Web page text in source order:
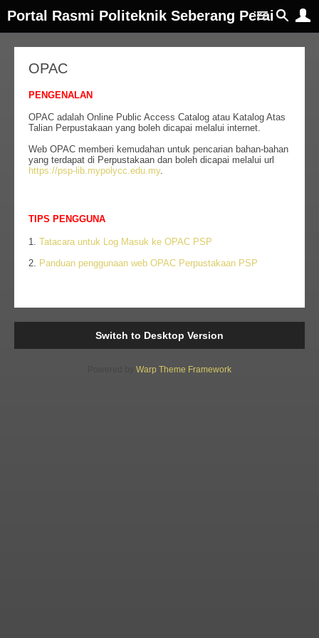
Portal Rasmi Politeknik Seberang Perai
OPAC
PENGENALAN
OPAC adalah Online Public Access Catalog atau Katalog Atas
Talian Perpustakaan yang boleh dicapai melalui internet.
Web OPAC memberi kemudahan untuk pencarian bahan-bahan
yang terdapat di Perpustakaan dan boleh dicapai melalui url
https://psp-lib.mypolycc.edu.my.
TIPS PENGGUNA
1. Tatacara untuk Log Masuk ke OPAC PSP
2. Panduan penggunaan web OPAC Perpustakaan PSP
Switch to Desktop Version
Warp Theme Framework